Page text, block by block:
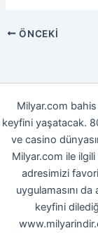
ÖNCEKI
Milyar.com
keyfini yaşatacak.
ve casino
Milyar.com ile
adresimizi
uygulamasını da
keyfini